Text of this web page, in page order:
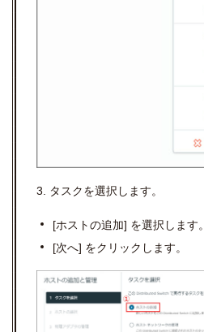
3. タスクを選択します。
[ホストの追加] を選択します。
[次へ] をクリックします。